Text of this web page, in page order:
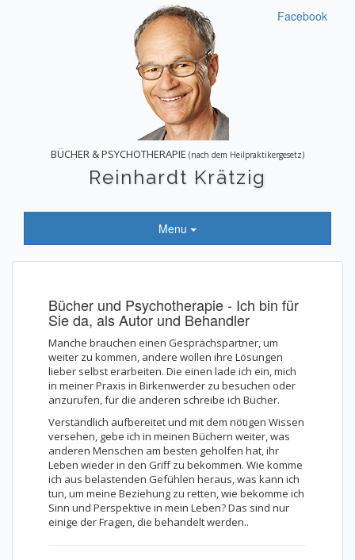
Facebook
BÜCHER & PSYCHOTHERAPIE (nach dem Heilpraktikergesetz)
Reinhardt Krätzig
Menu
Bücher und Psychotherapie - Ich bin für
Sie da, als Autor und Behandler
Manche brauchen einen Gesprächspartner, um
weiter zu kommen, andere wollen ihre Lösungen
lieber selbst erarbeiten. Die einen lade ich ein, mich
in meiner Praxis in Birkenwerder zu besuchen oder
anzurufen, für die anderen schreibe ich Bücher.
Verständlich aufbereitet und mit dem nötigen Wissen
versehen, gebe ich in meinen Büchern weiter, was
anderen Menschen am besten geholfen hat, ihr
Leben wieder in den Griff zu bekommen. Wie komme
ich aus belastenden Gefühlen heraus, was kann ich
tun, um meine Beziehung zu retten, wie bekomme ich
Sinn und Perspektive in mein Leben? Das sind nur
einige der Fragen, die behandelt werden..